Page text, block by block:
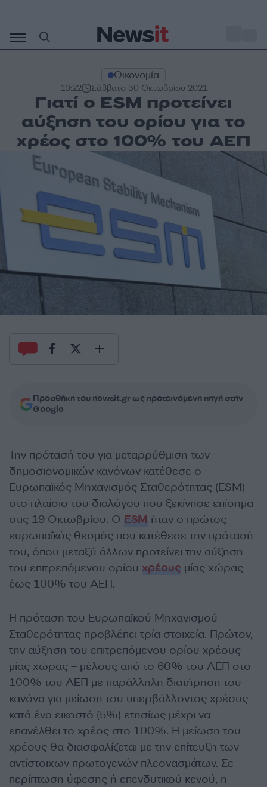
περιεχόμενο
Οικονομία
10:22 Σάββατο 30 Οκτωβρίου 2021
Γιατί ο ESM προτείνει
αύξηση του ορίου για το
χρέος στο 100% του ΑΕΠ
Προσθήκη του newsit.gr ως προτεινόμενη πηγή στην
Google
Την πρότασή του για μεταρρύθμιση των
δημοσιονομικών κανόνων κατέθεσε ο
Ευρωπαϊκός Μηχανισμός Σταθερότητας (ESM)
στο πλαίσιο του διαλόγου που ξεκίνησε επίσημα
στις 19 Οκτωβρίου. O ESM ήταν ο πρώτος
ευρωπαϊκός θεσμός που κατέθεσε την πρότασή
του, όπου μεταξύ άλλων προτείνει την αύξηση
του επιτρεπόμενου ορίου χρέους μίας χώρας
έως 100% του ΑΕΠ.
Η πρόταση του Ευρωπαϊκού Μηχανισμού
Σταθερότητας προβλέπει τρία στοιχεία. Πρώτον,
την αύξηση του επιτρεπόμενου ορίου χρέους
μίας χώρας – μέλους από το 60% του ΑΕΠ στο
100% του ΑΕΠ με παράλληλη διατήρηση του
κανόνα για μείωση του υπερβάλλοντος χρέους
κατά ένα εικοστό (5%) ετησίως μέχρι να
επανέλθει το χρέος στο 100%. Η μείωση του
χρέους θα διασφαλίζεται με την επίτευξη των
αντίστοιχων πρωτογενών πλεονασμάτων. Σε
περίπτωση ύφεσης ή επενδυτικού κενού, η